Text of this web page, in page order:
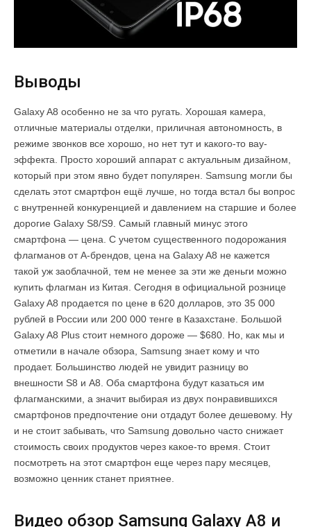
Выводы
Galaxy A8 особенно не за что ругать. Хорошая камера,
отличные материалы отделки, приличная автономность, в
режиме звонков все хорошо, но нет тут и какого-то вау-
эффекта. Просто хороший аппарат с актуальным дизайном,
который при этом явно будет популярен. Samsung могли бы
сделать этот смартфон ещё лучше, но тогда встал бы вопрос
с внутренней конкуренцией и давлением на старшие и более
дорогие Galaxy S8/S9. Самый главный минус этого
смартфона — цена. C учетом существенного подорожания
флагманов от А-брендов, цена на Galaxy A8 не кажется
такой уж заоблачной, тем не менее за эти же деньги можно
купить флагман из Китая. Сегодня в официальной рознице
Galaxy A8 продается по цене в 620 долларов, это 35 000
рублей в России или 200 000 тенге в Казахстане. Большой
Galaxy A8 Plus стоит немного дороже — $680. Но, как мы и
отметили в начале обзора, Samsung знает кому и что
продает. Большинство людей не увидит разницу во
внешности S8 и A8. Оба смартфона будут казаться им
флагманскими, а значит выбирая из двух понравившихся
смартфонов предпочтение они отдадут более дешевому. Ну
и не стоит забывать, что Samsung довольно часто снижает
стоимость своих продуктов через какое-то время. Стоит
посмотреть на этот смартфон еще через пару месяцев,
возможно ценник станет приятнее.
Видео обзор Samsung Galaxy A8 и